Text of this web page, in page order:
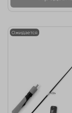
Ожидается